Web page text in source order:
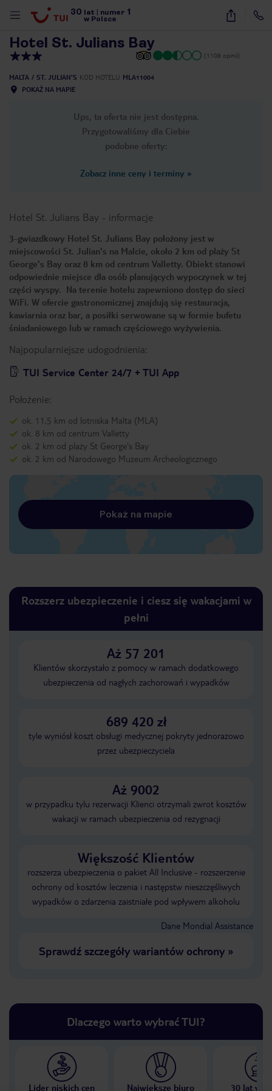
30 lat numer 1
w Polsce
26
Hotel St. Julians Bay
(1108 opinii)
MALTA ST. JULIAN'S KOD HOTELU MLA11004
POKAŻ NA MAPIE
Ups, ta oferta nie jest dostępna.
Przygotowaliśmy dla Ciebie
podobne oferty:
Zobacz inne ceny i terminy »
Hotel St. Julians Bay - informacje
3-gwiazdkowy Hotel St. Julians Bay położony jest w
miejscowości St. Julian's na Malcie, około 2 km od plaży St
George's Bay oraz 8 km od centrum Valletty. Obiekt stanowi
odpowiednie miejsce dla osób planujących wypoczynek w tej
części wyspy. Na terenie hotelu zapewniono dostęp do sieci
WiFi. W ofercie gastronomicznej znajdują się restauracja,
kawiarnia oraz bar, a posiłki serwowane są w formie bufetu
śniadaniowego lub w ramach częściowego wyżywienia.
Najpopularniejsze udogodnienia:
TUI Service Center 24/7 + TUI App
Położenie:
ok. 11,5 km od lotniska Malta (MLA)
ok. 8 km od centrum Valletty
ok. 2 km od plaży St George's Bay
ok. 2 km od Narodowego Muzeum Archeologicznego
Pokaż na mapie
Rozszerz ubezpieczenie i ciesz się wakacjami w
pełni
Aż 57 201
Klientów skorzystało z pomocy w ramach dodatkowego
ubezpieczenia od nagłych zachorowań i wypadków
689 420 zł
tyle wyniósł koszt obsługi medycznej pokryty jednorazowo
przez ubezpieczyciela
Aż 9002
w przypadku tylu rezerwacji Klienci otrzymali zwrot kosztów
wakacji w ramach ubezpieczenia od rezygnacji
Większość Klientów
rozszerza ubezpieczenia o pakiet All Inclusive - rozszerzenie
ochrony od kosztów leczenia i następstw nieszczęśliwych
wypadków o zdarzenia zaistniałe pod wpływem alkoholu
Dane Mondial Assistance
Sprawdź szczegóły wariantów ochrony»
Dlaczego warto wybrać TUI?
Lider niskich cen Największe biuro 30 lat w